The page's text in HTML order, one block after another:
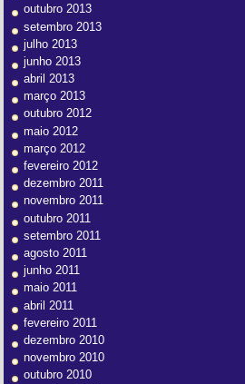
outubro 2013
setembro 2013
julho 2013
junho 2013
abril 2013
março 2013
outubro 2012
maio 2012
março 2012
fevereiro 2012
dezembro 2011
novembro 2011
outubro 2011
setembro 2011
agosto 2011
junho 2011
maio 2011
abril 2011
fevereiro 2011
dezembro 2010
novembro 2010
outubro 2010